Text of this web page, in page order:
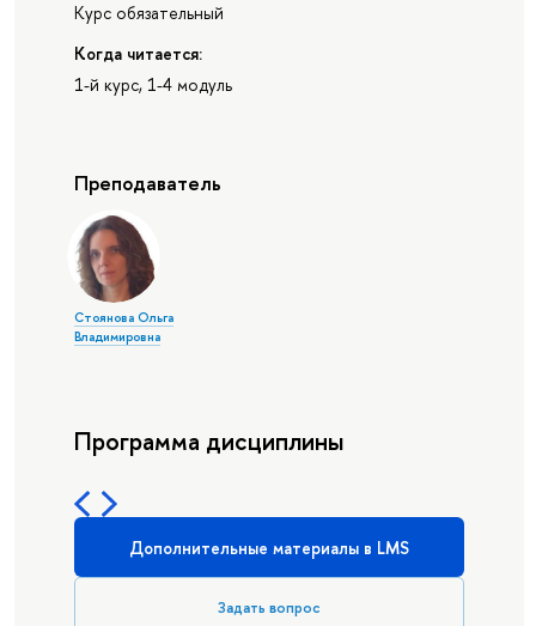
Курс обязательный
Когда читается:
1-й курс, 1-4 модуль
Преподаватель
Стоянова Ольга
Владимировна
Программа дисциплины
Дополнительные материалы в LMS
Задать вопрос